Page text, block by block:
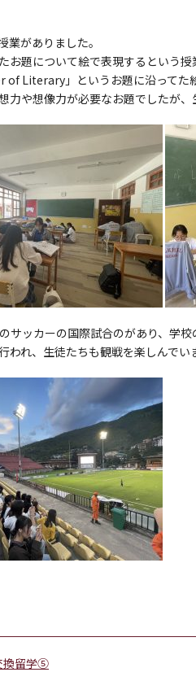
業がありました。
お題について絵で表現するという授
of Literary」というお題に沿ってた
力や想像力が必要なお題でしたが
サッカーの国際試合のがあり、学
われ、生徒たちも観戦を楽しんでい
換留学⑤